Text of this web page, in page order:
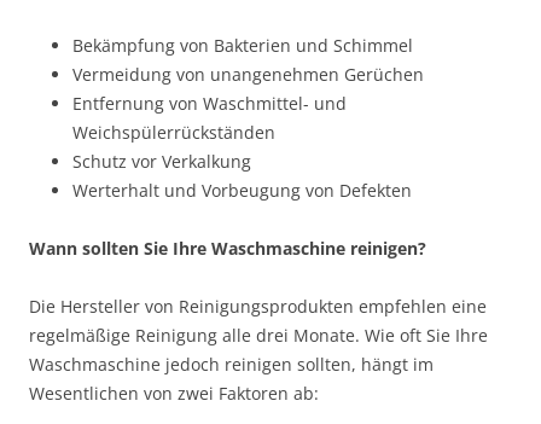
Bekämpfung von Bakterien und Schimmel
Vermeidung von unangenehmen Gerüchen
Entfernung von Waschmittel- und
Weichspülerrückständen
Schutz vor Verkalkung
Werterhalt und Vorbeugung von Defekten
Wann sollten Sie Ihre Waschmaschine reinigen?
Die Hersteller von Reinigungsprodukten empfehlen eine
regelmäßige Reinigung alle drei Monate. Wie oft Sie Ihre
Waschmaschine jedoch reinigen sollten, hängt im
Wesentlichen von zwei Faktoren ab: